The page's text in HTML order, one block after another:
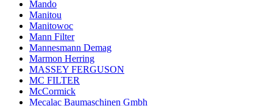
Mando
Manitou
Manitowoc
Mann Filter
Mannesmann Demag
Marmon Herring
MASSEY FERGUSON
MC FILTER
McCormick
Mecalac Baumaschinen Gmbh